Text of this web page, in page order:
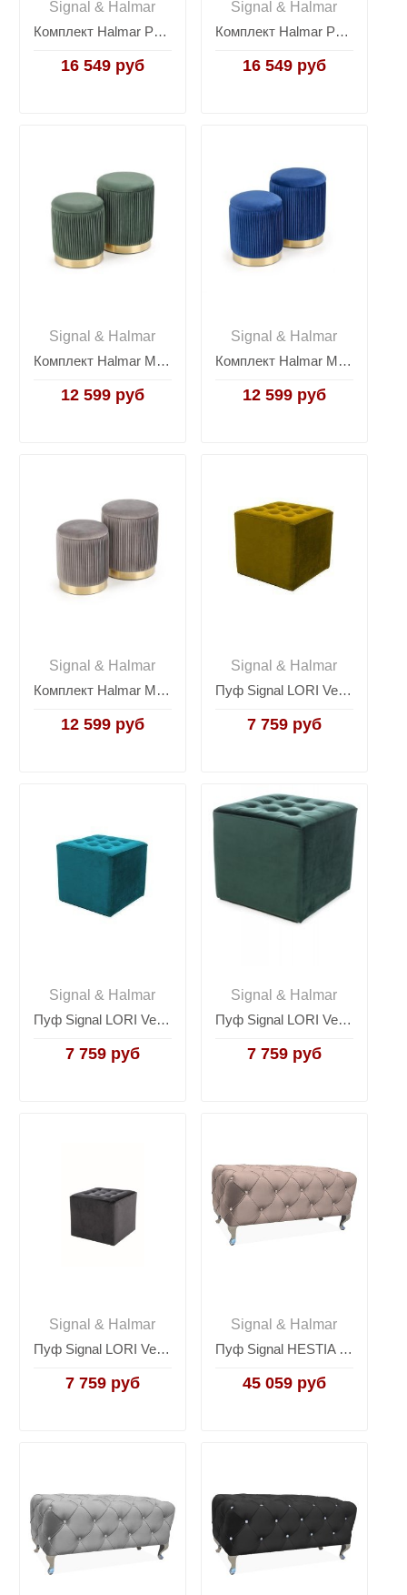
Signal & Halmar
Комплект Halmar POLLY, 2 пуфа (темно-зеленый/золотой)
16 549 руб
Signal & Halmar
Комплект Halmar POLLY, 2 пуфа (серый/золотой)
16 549 руб
Signal & Halmar
Комплект Halmar MONTY, 2 пуфа (темно-зеленый/золотой)
12 599 руб
Signal & Halmar
Комплект Halmar MONTY, 2 пуфа (темно-синий/золотой)
12 599 руб
Signal & Halmar
Комплект Halmar MONTY, 2 пуфа (серый/золотой)
12 599 руб
Signal & Halmar
Пуф Signal LORI Velvet Bluvel 68 (карри)
7 759 руб
Signal & Halmar
Пуф Signal LORI Velvet Bluvel 85 (бирюзовый)
7 759 руб
Signal & Halmar
Пуф Signal LORI Velvet Bluvel 78 (зеленый)
7 759 руб
Signal & Halmar
Пуф Signal LORI Velvet Bluvel 19 (черный)
7 759 руб
Signal & Halmar
Пуф Signal HESTIA VELVET (бежевый/серебряный)
45 059 руб